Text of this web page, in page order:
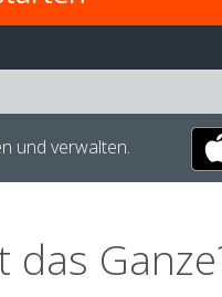
und verwalten.